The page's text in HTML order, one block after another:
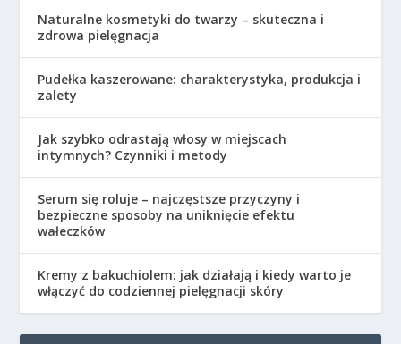
Naturalne kosmetyki do twarzy – skuteczna i
zdrowa pielęgnacja
Pudełka kaszerowane: charakterystyka, produkcja i
zalety
Jak szybko odrastają włosy w miejscach
intymnych? Czynniki i metody
Serum się roluje – najczęstsze przyczyny i
bezpieczne sposoby na uniknięcie efektu
wałeczków
Kremy z bakuchiolem: jak działają i kiedy warto je
włączyć do codziennej pielęgnacji skóry